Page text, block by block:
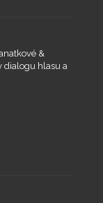
&
dialogu hlasu a